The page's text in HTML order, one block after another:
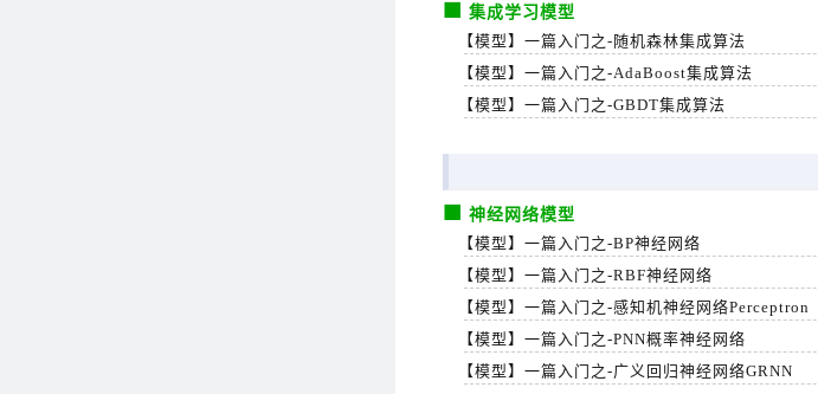
集成学习模型
【模型】一篇入门之-随机森林集成算法
【模型】一篇入门之-AdaBoost集成算法
【模型】一篇入门之-GBDT集成算法
神经网络模型
【模型】一篇入门之-BP神经网络
【模型】一篇入门之-RBF神经网络
【模型】一篇入门之-感知机神经网络Perceptron
【模型】一篇入门之-PNN概率神经网络
【模型】一篇入门之-广义回归神经网络GRNN